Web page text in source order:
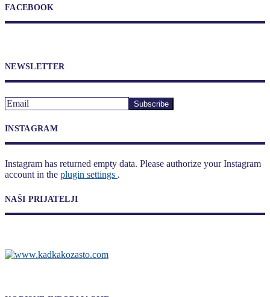
FACEBOOK
NEWSLETTER
INSTAGRAM
Instagram has returned empty data. Please authorize your Instagram
account in the plugin settings .
NAŠI PRIJATELJI